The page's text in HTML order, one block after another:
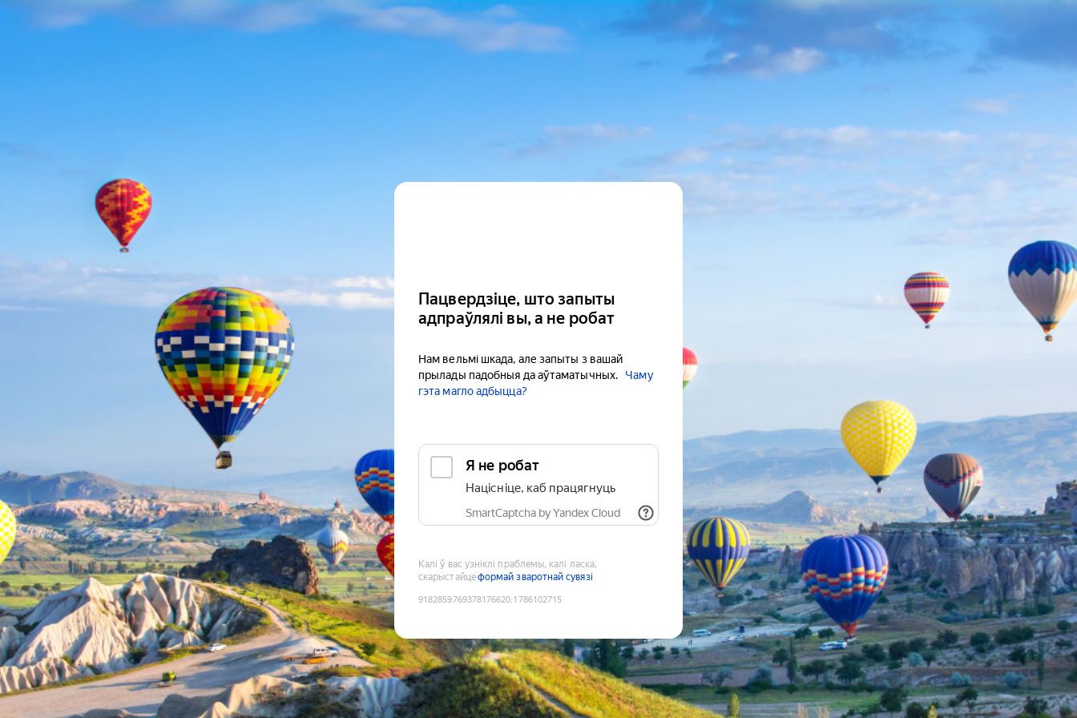
Пацвердзіце, што запыты
адпраўлялі вы, а не робат
Нам вельмі шкада, але запыты з вашай
прылады падобныя да аўтаматычных.
Чаму
гэта магло адбыцца?
Я не робат
Націсніце, каб працягнуць
SmartCaptcha by Yandex Cloud
Калі ў вас узніклі праблемы, калі ласка,
скарыстайцеформай зваротнай сувязі
9182859769378176620:1786102715